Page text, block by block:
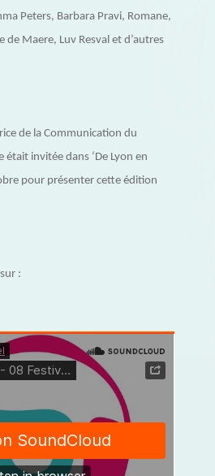
Peters, Barbara Pravi, Romane,
de Maere, Luv Resval et d’autres
de la Communication du
était invitée dans ‘De Lyon en
pour présenter cette édition
: